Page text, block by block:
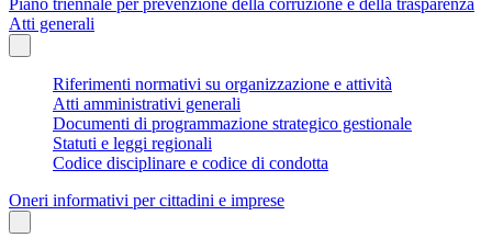
Atti generali
Riferimenti normativi su organizzazione e attività
Atti amministrativi generali
Documenti di programmazione strategico gestionale
Statuti e leggi regionali
Codice disciplinare e codice di condotta
Oneri informativi per cittadini e imprese